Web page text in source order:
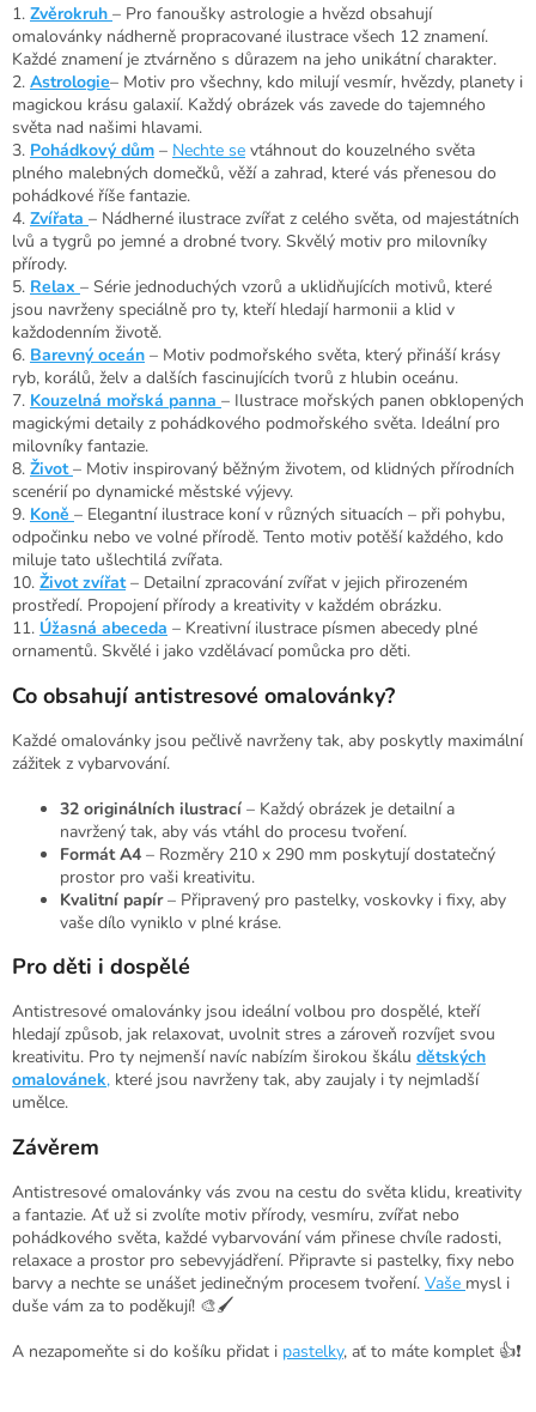
1. Zvěrokruh – Pro fanoušky astrologie a hvězd obsahují
omalovánky nádherně propracované ilustrace všech 12 znamení.
Každé znamení je ztvárněno s důrazem na jeho unikátní charakter.
2. Astrologie– Motiv pro všechny, kdo milují vesmír, hvězdy, planety i
magickou krásu galaxií. Každý obrázek vás zavede do tajemného
světa nad našimi hlavami.
3. Pohádkový dům – Nechte se vtáhnout do kouzelného světa
plného malebných domečků, věží a zahrad, které vás přenesou do
pohádkové říše fantazie.
4. Zvířata – Nádherné ilustrace zvířat z celého světa, od majestátních
lvů a tygrů po jemné a drobné tvory. Skvělý motiv pro milovníky
přírody.
5. Relax – Série jednoduchých vzorů a uklidňujících motivů, které
jsou navrženy speciálně pro ty, kteří hledají harmonii a klid v
každodenním životě.
6. Barevný oceán – Motiv podmořského světa, který přináší krásy
ryb, korálů, želv a dalších fascinujících tvorů z hlubin oceánu.
7. Kouzelná mořská panna – Ilustrace mořských panen obklopených
magickými detaily z pohádkového podmořského světa. Ideální pro
milovníky fantazie.
8. Život – Motiv inspirovaný běžným životem, od klidných přírodních
scenérií po dynamické městské výjevy.
9. Koně – Elegantní ilustrace koní v různých situacích – při pohybu,
odpočinku nebo ve volné přírodě. Tento motiv potěší každého, kdo
miluje tato ušlechtilá zvířata.
10. Život zvířat– Detailní zpracování zvířat v jejich přirozeném
prostředí. Propojení přírody a kreativity v každém obrázku.
11. Úžasná abeceda – Kreativní ilustrace písmen abecedy plné
ornamentů. Skvělé i jako vzdělávací pomůcka pro děti.
Co obsahují antistresové omalovánky?
Každé omalovánky jsou pečlivě navrženy tak, aby poskytly maximální
zážitek z vybarvování.
32 originálních ilustrací – Každý obrázek je detailní a
navržený tak, aby vás vtáhl do procesu tvoření.
Formát A4 – Rozměry 210 x 290 mm poskytují dostatečný
prostor pro vaši kreativitu.
Kvalitní papír– Připravený pro pastelky, voskovky i fixy, aby
vaše dílo vyniklo v plné kráse.
Pro děti i dospělé
Antistresové omalovánky jsou ideální volbou pro dospělé, kteří
hledají způsob, jak relaxovat, uvolnit stres a zároveň rozvíjet svou
kreativitu. Pro ty nejmenší navíc nabízím širokou škálu dětských
omalovánek, které jsou navrženy tak, aby zaujaly i ty nejmladší
umělce.
Závěrem
Antistresové omalovánky vás zvou na cestu do světa klidu, kreativity
a fantazie. Ať už si zvolíte motiv přírody, vesmíru, zvířat nebo
pohádkového světa, každé vybarvování vám přinese chvíle radosti,
relaxace a prostor pro sebevyjádření. Připravte si pastelky, fixy nebo
barvy a nechte se unášet jedinečným procesem tvoření. Vaše mysl i
duše vám za to poděkují! 🎨🖌️
A nezapomeňte si do košíku přidat i pastelky, ať to máte komplet 👍❗